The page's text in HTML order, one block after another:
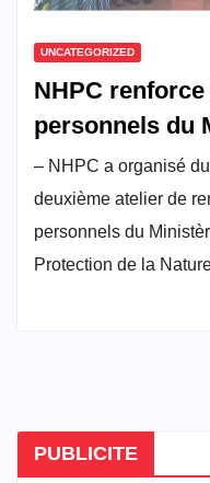
UNCATEGORIZED
NHPC
personnels du
– NHPC a organisé
deuxième atelier de
personnels du
Protection de la
PUBLICITE